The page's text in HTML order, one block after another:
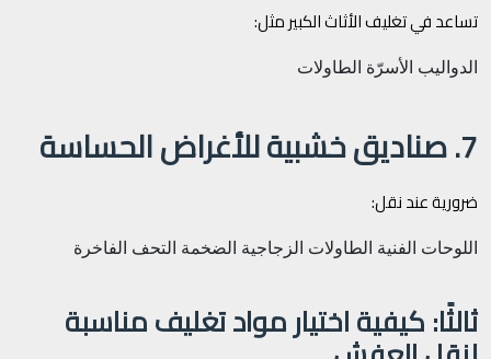
تساعد في تغليف الأثاث الكبير مثل:
الدواليب الأسرّة الطاولات
7. صناديق خشبية للأغراض الحساسة
ضرورية عند نقل:
اللوحات الفنية الطاولات الزجاجية الضخمة التحف الفاخرة
ثالثًا: كيفية اختيار مواد تغليف مناسبة